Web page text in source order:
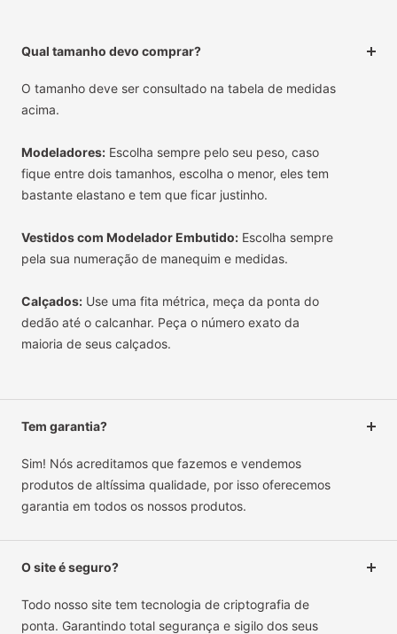
Qual tamanho devo comprar?
O tamanho deve ser consultado na tabela de medidas
acima.
Modeladores: Escolha sempre pelo seu peso, caso
fique entre dois tamanhos, escolha o menor, eles tem
bastante elastano e tem que ficar justinho.
Vestidos com Modelador Embutido: Escolha sempre
pela sua numeração de manequim e medidas.
Calçados: Use uma fita métrica, meça da ponta do
dedão até o calcanhar. Peça o número exato da
maioria de seus calçados.
Tem garantia?
Sim! Nós acreditamos que fazemos e vendemos
produtos de altíssima qualidade, por isso oferecemos
garantia em todos os nossos produtos.
O site é seguro?
Todo nosso site tem tecnologia de criptografia de
ponta. Garantindo total segurança e sigilo dos seus